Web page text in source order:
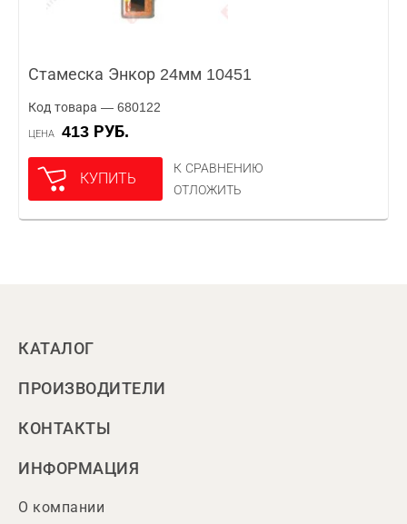
Стамеска Энкор 24мм 10451
Код товара — 680122
ЦЕНА 413 РУБ.
КУПИТЬ
К СРАВНЕНИЮ
ОТЛОЖИТЬ
КАТАЛОГ
ПРОИЗВОДИТЕЛИ
КОНТАКТЫ
ИНФОРМАЦИЯ
О компании